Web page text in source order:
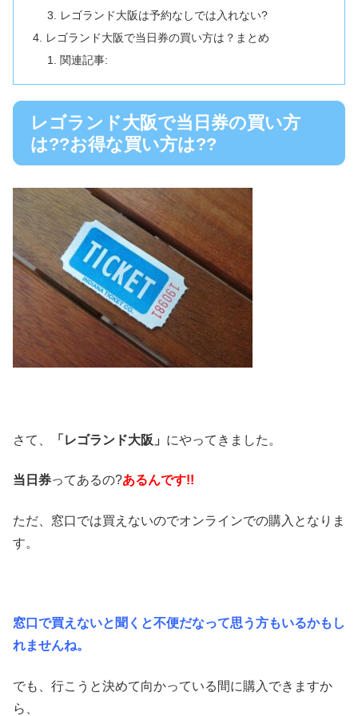
レゴランド大阪は予約なしでは入れない?
レゴランド大阪で当日券の買い方は？まとめ
関連記事:
レゴランド大阪で当日券の買い方
は??お得な買い方は??
さて、 「レゴランド大阪」 にやってきました。
当日券ってあるの?あるんです!!
ただ、 窓口では買えないのでオンラインでの購入となりま
す。
窓口で買えないと聞くと不便だなって思う方もいるかもし
れませんね。
でも、行こうと決めて向かっている間に購入できますか
ら、